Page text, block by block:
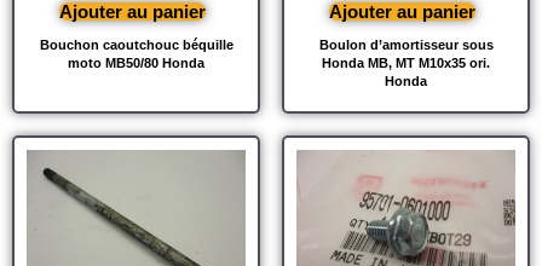
Bouchon caoutchouc béquille
moto MB50/80 Honda
Ajouter au panier
Boulon d’amortisseur sous
Honda MB, MT M10x35 ori.
Honda
Ajouter au panier